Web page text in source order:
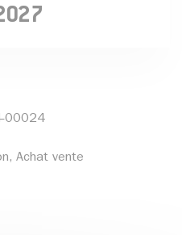
00024
Achat vente